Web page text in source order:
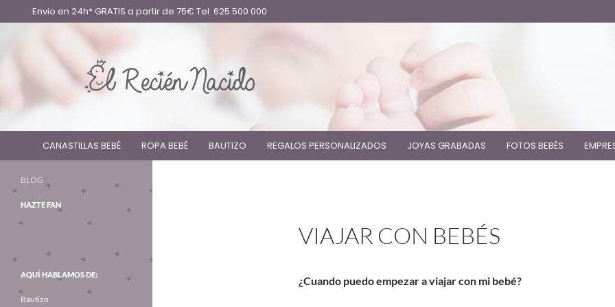
Envio en 24h* GRATIS a partir de 75€ Tel. 625 500 000
CANASTILLAS BEBÉ ROPA BEBÉ BAUTIZO REGALOS PERSONALIZADOS JOYAS GRABADAS FOTOS BEBÉS
VIAJAR CON BEBÉS
¿Cuando puedo empezar a viajar con mi bebé?
BLOG
HAZTE FAN
AQUÍ HABLAMOS DE:
Bautizo